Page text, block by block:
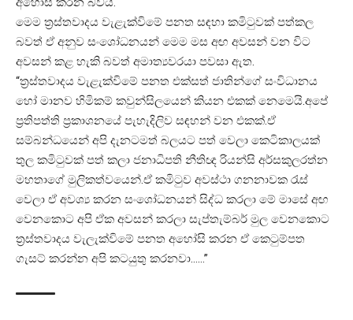
මෙම ත්‍රස්තවාදය වැළැක්විමේ පනත සඳහා කමිටුවක් පත්කල
බවත් ඒ අනුව සංශෝධනයන් මෙම මස අඟ අවසන් වන විට
අවසන් කළ හැකි බවත් අමාත්‍යවරයා පවසා ඇත.
“ත්‍රස්තවාදය වැළැක්විමේ පනත එක්සත් ජාතින්ගේ සංවිධානය
හෝ මානව හිමිකම් කවුන්සිලයෙන් කියන එකක් නෙමෙයි.අපේ
ප්‍රතිපත්ති ප්‍රකාශනයේ පැහැදිලිව සඳහන් වන එකක්.ඒ
සම්බන්ධයෙන් අපි දැනටමත් බලයට පත් වෙලා කෙටිකාලයක්
තුල කමිටුවක් පත් කලා ජනාධිපති නීතිඥ රියන්සි අර්සකුලරත්න
මහතාගේ මුලිකත්වයෙන්.ඒ කමිටුව අවස්ථා ගනනාවක රැස්
වෙලා ඒ අවශ්‍ය කරන සංශෝධනයන් සිද්ධ කරලා මේ මාසේ අඟ
වෙනකොට අපි ඒක අවසන් කරලා සැප්තැම්බර් මුල වෙනකොට
ත්‍රස්තවාදය වැලැක්විමේ පනත අහෝසි කරන ඒ කෙටුම්පත
ගැසට් කරන්න අපි කටයුතු කරනවා……”